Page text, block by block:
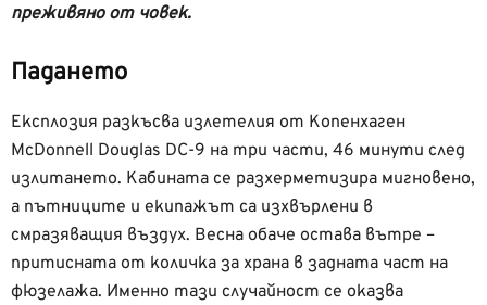
преживяно от човек.
Падането
Експлозия разкъсва излетелия от Копенхаген
McDonnell Douglas DC-9 на три части, 46 минути след
излитането. Кабината се разхерметизира мигновено,
а пътниците и екипажът са изхвърлени в
смразяващия въздух. Весна обаче остава вътре –
притисната от количка за храна в задната част на
фюзелажа. Именно тази случайност се оказва